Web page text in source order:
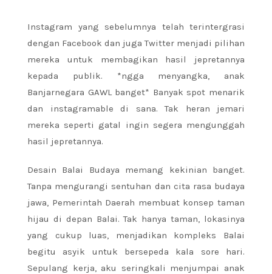
Instagram yang sebelumnya telah terintergrasi
dengan Facebook dan juga Twitter menjadi pilihan
mereka untuk membagikan hasil jepretannya
kepada publik. *ngga menyangka, anak
Banjarnegara GAWL banget* Banyak spot menarik
dan instagramable di sana. Tak heran jemari
mereka seperti gatal ingin segera mengunggah
hasil jepretannya.
Desain Balai Budaya memang kekinian banget.
Tanpa mengurangi sentuhan dan cita rasa budaya
jawa, Pemerintah Daerah membuat konsep taman
hijau di depan Balai. Tak hanya taman, lokasinya
yang cukup luas, menjadikan kompleks Balai
begitu asyik untuk bersepeda kala sore hari.
Sepulang kerja, aku seringkali menjumpai anak